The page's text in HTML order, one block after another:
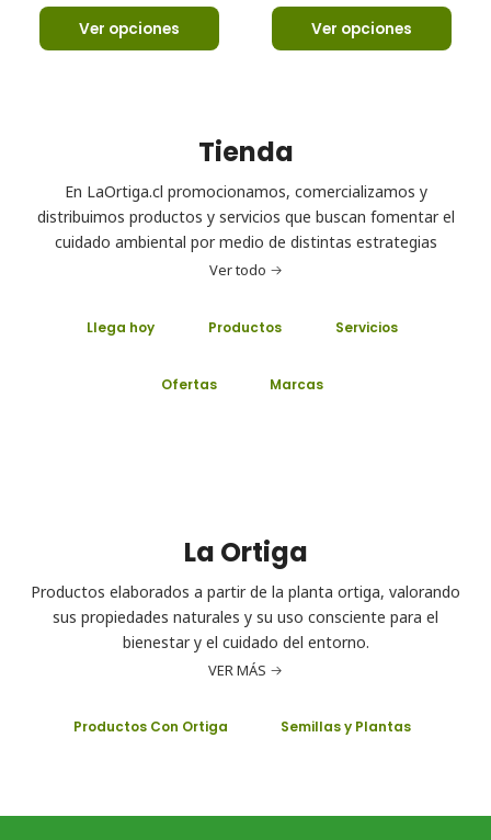
Ver opciones Ver opciones
Tienda
En LaOrtiga.cl promocionamos, comercializamos y
distribuimos productos y servicios que buscan fomentar el
cuidado ambiental por medio de distintas estrategias
Ver todo
Llega hoy Productos Servicios
Ofertas Marcas
La Ortiga
Productos elaborados a partir de la planta ortiga, valorando
sus propiedades naturales y su uso consciente para el
bienestar y el cuidado del entorno.
VER MÁS
Productos Con Ortiga Semillas y Plantas